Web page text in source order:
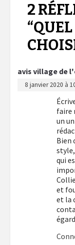
2
“
avis village de
8 janvier 2020 à
faire
un
Bien
qui
et
et la